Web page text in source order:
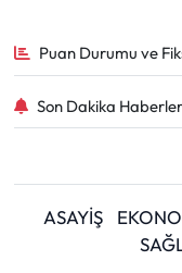
Puan Durumu ve
Son Dakika
ASAYİŞ